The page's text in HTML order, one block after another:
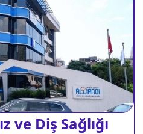
ve Diş Sağlığı